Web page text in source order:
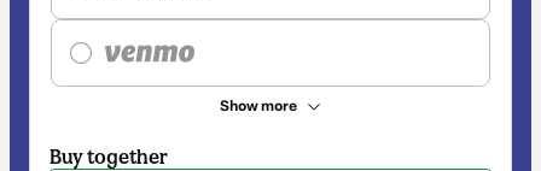
Show more
Buy together